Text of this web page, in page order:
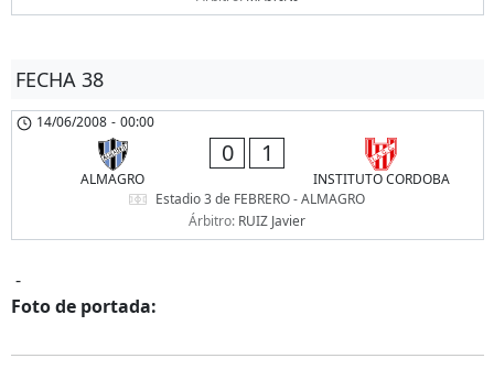
FECHA 38
14/06/2008 - 00:00
ALMAGRO
0 1
INSTITUTO CORDOBA
Estadio 3 de FEBRERO - ALMAGRO
Árbitro: RUIZ Javier
-
Foto de portada: